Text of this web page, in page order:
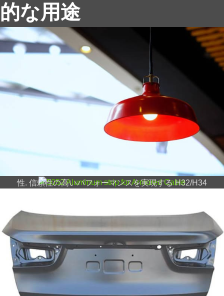
的な用途
5052 ケーブル外装用アルミニウムスト
エンジニアグレード 5052 アーマードケーブル用アル
ミニウムストリップにより軽量化を実現, 耐食性, 非磁
性. 信頼性の高いパフォーマンスを実現する H32/H34
車のトランクリッド用アルミ板
車のトランクは一般的に車のトランクと呼ばれます,
車の後部車体フレームで構成されています, 車体後部
フレーム中央にスペアタイヤカバー、上部にトランク
リッド.
リチウム電池のアルミ箔
パワーバッテリーシェル用アルミシート
パワーバッテリーシェル用アルミシートとは、パワー
バッテリーを包むアルミシートのことです。, 通常、